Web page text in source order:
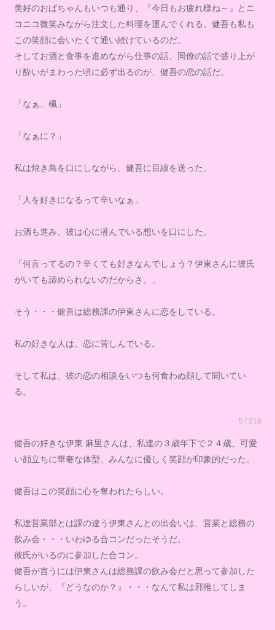
美好のおばちゃんもいつも通り、『今日もお疲れ様ね～』とニ
コニコ微笑みながら注文した料理を運んでくれる。健吾も私も
この笑顔に会いたくて通い続けているのだ。
そしてお酒と食事を進めながら仕事の話、同僚の話で盛り上が
り酔いがまわった頃に必ず出るのが、健吾の恋の話だ。
「なぁ、楓」
「なぁに？」
私は焼き鳥を口にしながら、健吾に目線を送った。
「人を好きになるって辛いなぁ」
お酒も進み、彼は心に潜んでいる想いを口にした。
「何言ってるの？辛くても好きなんでしょう？伊東さんに彼氏
がいても諦められないのだからさ。」
そう・・・健吾は総務課の伊東さんに恋をしている。
私の好きな人は、恋に苦しんでいる。
そして私は、彼の恋の相談をいつも何食わぬ顔して聞いてい
る。
5 / 216
健吾の好きな伊東 麻里さんは、私達の３歳年下で２４歳、可愛
い顔立ちに華奢な体型、みんなに優しく笑顔が印象的だった。
健吾はこの笑顔に心を奪われたらしい。
私達営業部とは課の違う伊東さんとの出会いは、営業と総務の
飲み会・・・いわゆる合コンだったそうだ。
彼氏がいるのに参加した合コン。
健吾が言うには伊東さんは総務課の飲み会だと思って参加した
らしいが、『どうなのか？』・・・なんて私は邪推してしま
う。